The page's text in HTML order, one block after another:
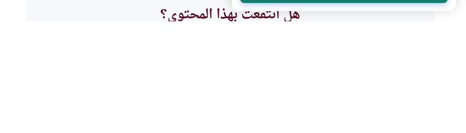
هل انتفعت بهذا المحتوى؟